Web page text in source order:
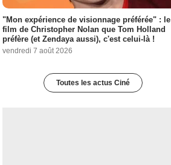
"Mon expérience de visionnage préférée" : le
film de Christopher Nolan que Tom Holland
préfère (et Zendaya aussi), c'est celui-là !
vendredi 7 août 2026
Toutes les actus Ciné